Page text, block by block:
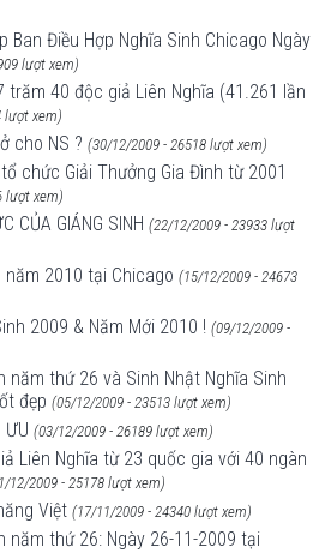
Ban Điều Hợp Nghĩa Sinh Chicago Ngày
lượt xem)
trăm 40 độc giả Liên Nghĩa (41.261 lần
lượt xem)
cho NS ? (30/12/2009 - 26518 lượt xem)
chức Giải Thưởng Gia Đình từ 2001
lượt xem)
CỦA GIÁNG SINH (22/12/2009 - 23933 lượt
năm 2010 tại Chicago (15/12/2009 - 24673
2009 & Năm Mới 2010 ! (09/12/2009 -
năm thứ 26 và Sinh Nhật Nghĩa Sinh
đẹp (05/12/2009 - 23513 lượt xem)
ƯU (03/12/2009 - 26189 lượt xem)
Liên Nghĩa từ 23 quốc gia với 40 ngàn
12/2009 - 25178 lượt xem)
Việt (17/11/2009 - 24340 lượt xem)
năm thứ 26: Ngày 26-11-2009 tại